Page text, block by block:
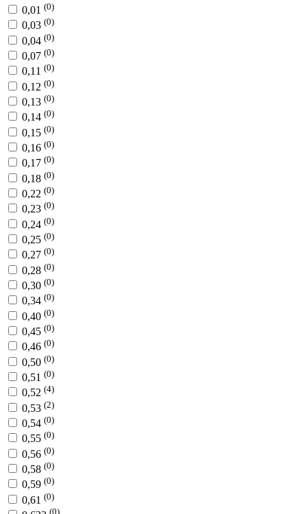
0,01 (0)
0,03 (0)
0,04 (0)
0,07 (0)
0,11 (0)
0,12 (0)
0,13 (0)
0,14 (0)
0,15 (0)
0,16 (0)
0,17 (0)
0,18 (0)
0,22 (0)
0,23 (0)
0,24 (0)
0,25 (0)
0,27 (0)
0,28 (0)
0,30 (0)
0,34 (0)
0,40 (0)
0,45 (0)
0,46 (0)
0,50 (0)
0,51 (0)
0,52 (4)
0,53 (2)
0,54 (0)
0,55 (0)
0,56 (0)
0,58 (0)
0,59 (0)
0,61 (0)
(0)